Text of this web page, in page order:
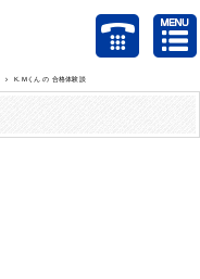
K.Mくん の 合格体験談